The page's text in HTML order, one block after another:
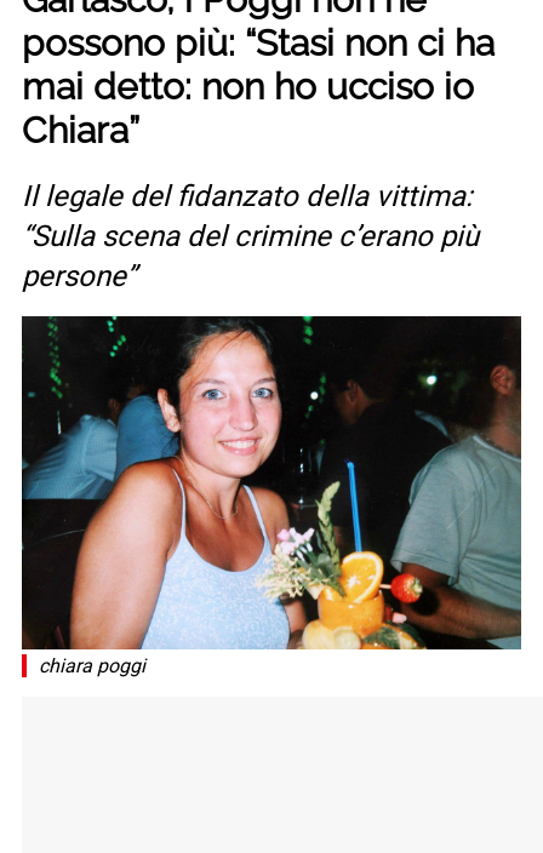
possono più: “Stasi non ci ha
mai detto: non ho ucciso io
Chiara”
Il legale del fidanzato della vittima:
“Sulla scena del crimine c’erano più
persone”
chiara poggi